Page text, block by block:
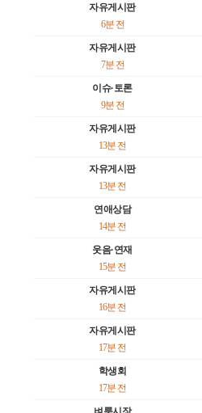
자유게시판
6분 전
자유게시판
7분 전
이슈·토론
9분 전
자유게시판
13분 전
자유게시판
13분 전
연애상담
14분 전
웃음·연재
15분 전
자유게시판
16분 전
자유게시판
17분 전
학생회
17분 전